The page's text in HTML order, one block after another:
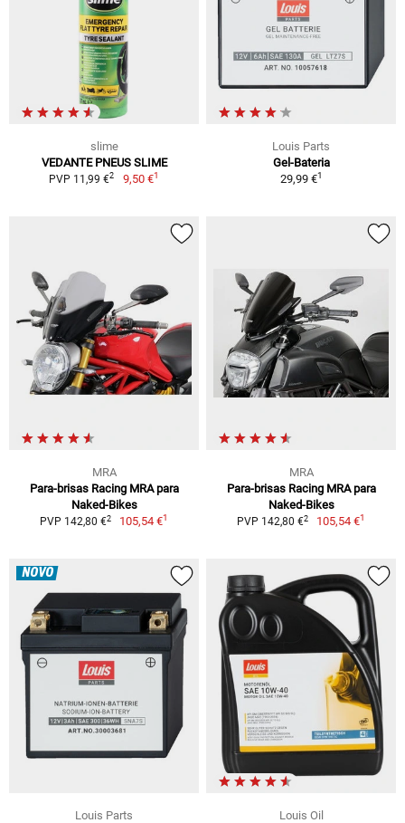
slime
VEDANTE PNEUS SLIME
PVP 11,99 €2 9,50 €1
Louis Parts
Gel-Bateria
29,99 €1
MRA
Para-brisas Racing MRA para
Naked-Bikes
PVP 142,80 €2 105,54 €1
MRA
Para-brisas Racing MRA para
Naked-Bikes
PVP 142,80 €2 105,54 €1
NOVO
Louis Parts
Louis Oil